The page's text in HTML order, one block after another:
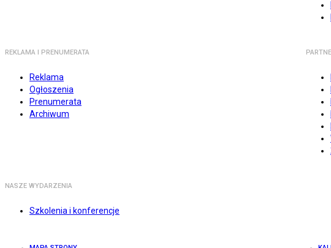
REKLAMA I PRENUMERATA
Reklama
Ogłoszenia
Prenumerata
Archiwum
NASZE WYDARZENIA
Szkolenia i konferencje